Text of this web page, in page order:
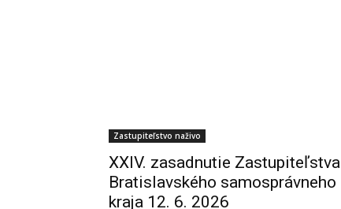
Zastupiteľstvo naživo
XXIV. zasadnutie Zastupiteľstva
Bratislavského samosprávneho
kraja 12. 6. 2026